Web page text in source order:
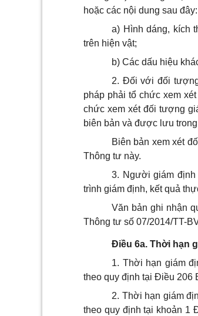
hoặc các nội dung sau đây:
a) Hình dáng, kích
trên hiện vật;
b) Các dấu hiệu
2. Đối với đối
pháp phải tổ chức xem
chức xem xét đối tượng
biên bản và được lưu
Biên bản xem xét
Thông tư này.
3. Người giám
trình giám định, kết quả
Văn bản ghi nhận
Thông tư số 07/2014/TT-
Điều 6a. Thời hạn
1. Thời hạn giám
theo quy định tại Điều 206
2. Thời hạn giám
theo quy định tại khoản 1